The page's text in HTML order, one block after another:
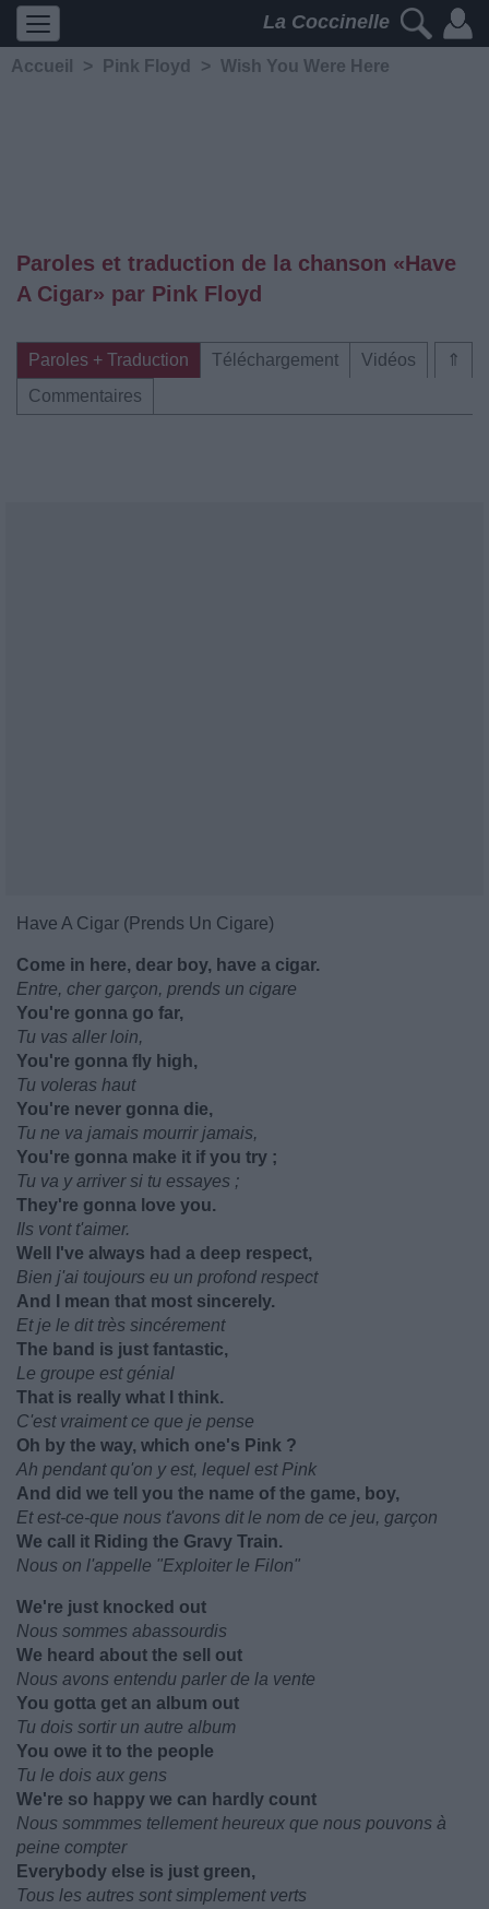
La Coccinelle
Accueil > Pink Floyd > Wish You Were Here
Paroles et traduction de la chanson «Have
A Cigar» par Pink Floyd
⇑
Paroles + Traduction Téléchargement
Vidéos
Commentaires
Have A Cigar (Prends Un Cigare)
Come in here, dear boy, have a cigar.
Entre, cher garçon, prends un cigare
You're gonna go far,
Tu vas aller loin,
You're gonna fly high,
Tu voleras haut
You're never gonna die,
Tu ne va jamais mourrir jamais,
You're gonna make it if you try ;
Tu va y arriver si tu essayes ;
They're gonna love you.
Ils vont t'aimer.
Well I've always had a deep respect,
Bien j'ai toujours eu un profond respect
And I mean that most sincerely.
Et je le dit très sincérement
The band is just fantastic,
Le groupe est génial
That is really what I think.
C'est vraiment ce que je pense
Oh by the way, which one's Pink ?
Ah pendant qu'on y est, lequel est Pink
And did we tell you the name of the game, boy,
Et est-ce-que nous t'avons dit le nom de ce jeu, garçon
We call it Riding the Gravy Train.
Nous on l'appelle "Exploiter le Filon"
We're just knocked out
Nous sommes abassourdis
We heard about the sell out
Nous avons entendu parler de la vente
You gotta get an album out
Tu dois sortir un autre album
You owe it to the people
Tu le dois aux gens
We're so happy we can hardly count
Nous sommmes tellement heureux que nous pouvons à
peine compter
Everybody else is just green,
Tous les autres sont simplement verts